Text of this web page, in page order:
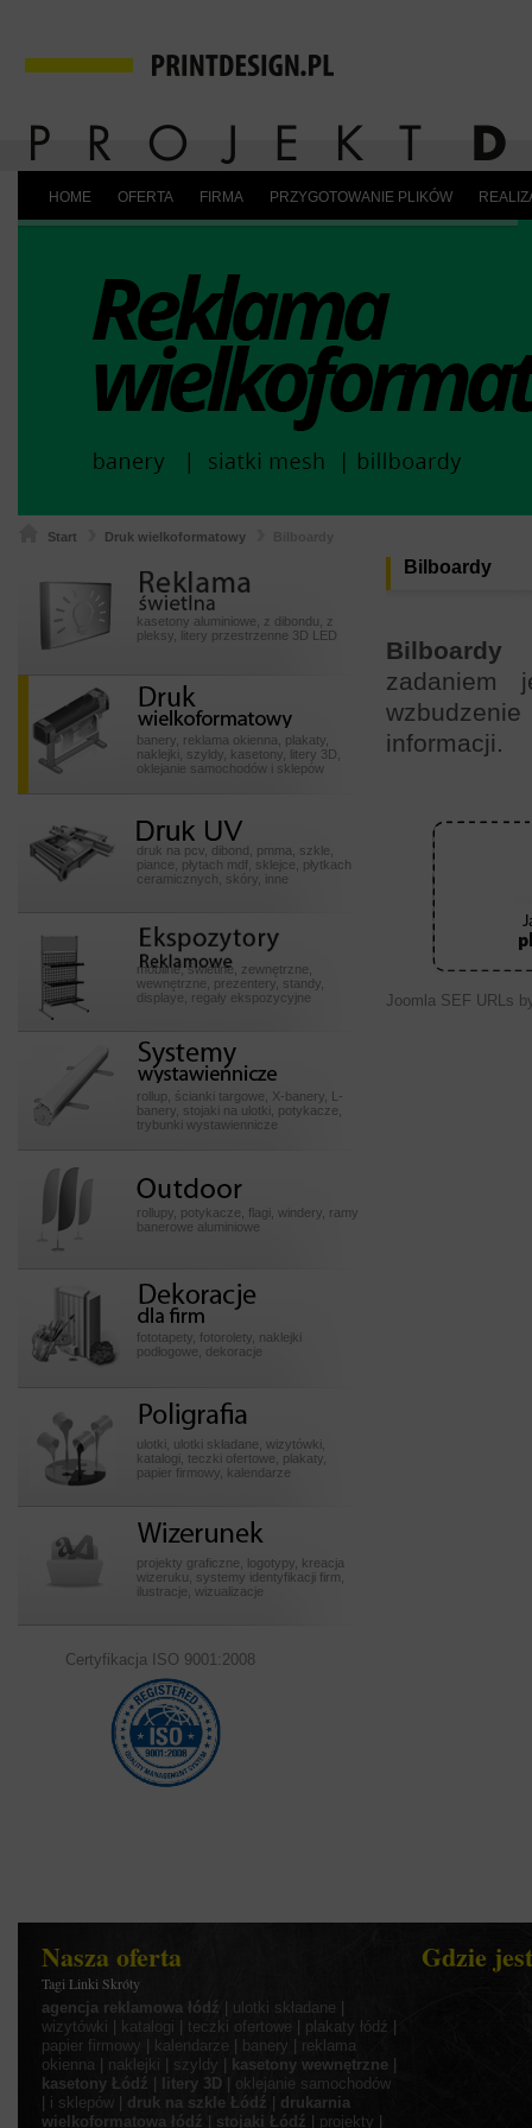
HOME OFERTA FIRMA PRZYGOTOWANIE PLIKÓW
Start Druk wielkoformatowy
Reklamy
swietlneeeeee
kasetony aluminiowe, z dibondu, z
pleksy, litery przestrzenne 3D LED
Druk
wielkoformatowy
banery, reklama okienna, plakaty,
naklejki, szyldy, kasetony, litery 3D,
oklejanie samochodów i sklepów
druk na pcv, dibond, pmma, szkle,
piance, płytach mdf, sklejce, płytkach
ceramicznych, skóry, inne
Ekspozytory POSssss
mobilne, świetlne, zewnętrzne,
wewnętrzne, prezentery, standy,
displaye, regały ekspozycyjne
Systemy
wystawiennicze
rollup, ścianki targowe, X-banery, L-
banery, stojaki na ulotki, potykacze,
trybunki wystawiennicze
rollupy, potykacze, flagi, windery, ramy
banerowe aluminiowe
Dekoracje dla firm
fototapety, fotorolety, naklejki
podłogowe, dekoracje
Poligrafia
ulotki, ulotki składane, wizytówki,
katalogi, teczki ofertowe, plakaty,
papier firmowy, kalendarze
Wizerunek
projekty graficzne, logotypy, kreacja
wizeruku, systemy identyfikacji firm,
ilustracje, wizualizacje
Certyfikacja ISO 9001:2008
Bilboardy
Bilboardy
zadaniem
informacji.
Joomla SEF URLs
Nasza oferta
Tagi Linki Skróty
agencja reklamowa łódź ulotki składane
wizytówki
katalogi teczki ofertowe plakaty łódź
papier firmowy
kalendarze banery
reklama
okienna
naklejki szyldy kasetony wewnętrzne
kasetony Łódź
litery 3D
oklejanie samochodów
i sklepów druk na szkle Łódź
drukarnia
wielkoformatowa łódź
stojaki Łódź projekty
Gdzie